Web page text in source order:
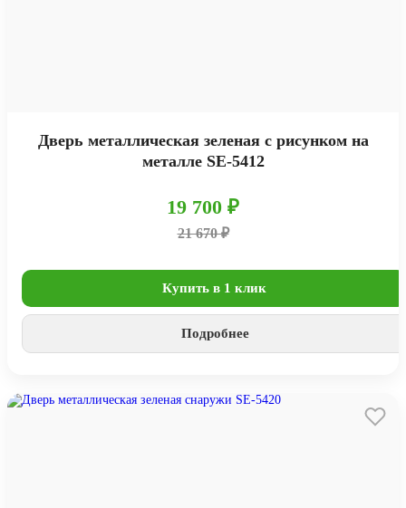
Дверь металлическая зеленая с рисунком на
металле SE-5412
19 700 ₽
21 670 ₽
Купить в 1 клик
Подробнее